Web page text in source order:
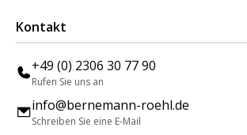
Kontakt
+49 (0) 2306 30 77 90
Rufen Sie uns an
info@bernemann-roehl.de
Schreiben Sie eine E-Mail